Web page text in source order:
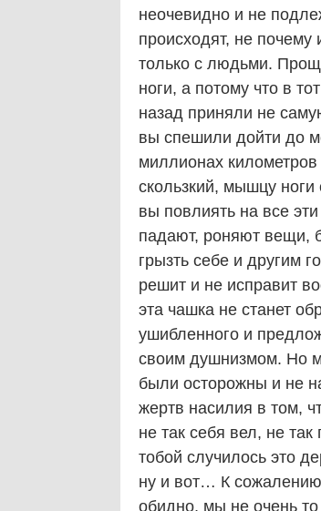
неочевидно и не
происходят, не
только с людьми.
ноги, а потому что в
назад приняли не
вы спешили дойти до
миллионах
скользкий, мышцу
вы повлиять на все
падают, роняют вещи,
грызть себе и другим
решит и не исправит
эта чашка не станет
ушибленного и
своим душнизмом. Но
были осторожны и не
жертв насилия в том,
не так себя вел, не
тобой случилось это
ну и вот… К
обидно, мы не очень